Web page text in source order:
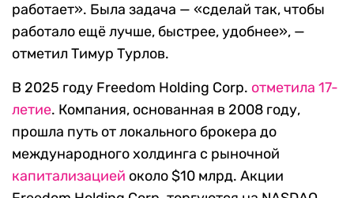
работает». Была задача — «сделай так, чтобы
работало ещё лучше, быстрее, удобнее», —
отметил Тимур Турлов.
В 2025 году Freedom Holding Corp. отметила 17-
летие. Компания, основанная в 2008 году,
прошла путь от локального брокера до
международного холдинга с рыночной
капитализацией около $10 млрд. Акции